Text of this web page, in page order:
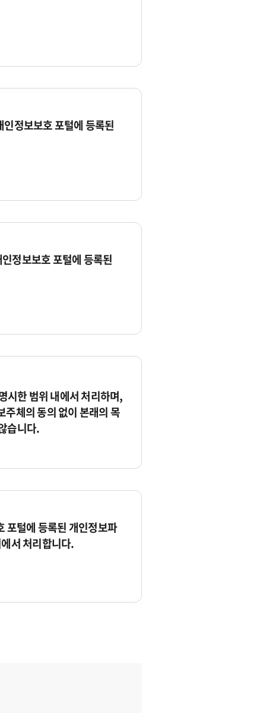
정보보호 포털에 등록된
정보보호 포털에 등록된
시한 범위 내에서 처리하며,
체의 동의 없이 본래의 목
습니다.
포털에 등록된 개인정보파
서 처리합니다.